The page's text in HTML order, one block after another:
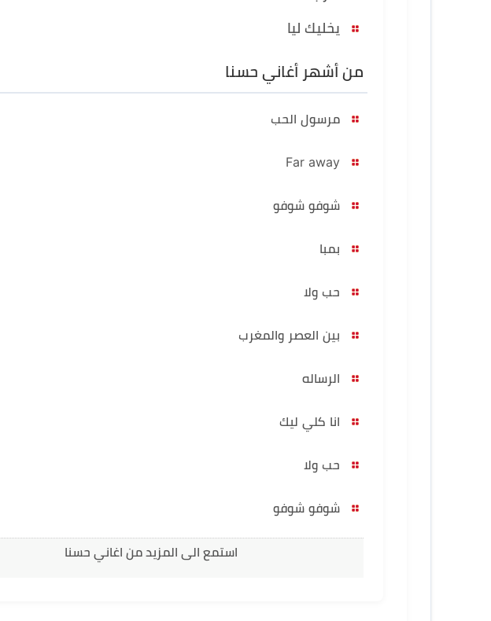
يخليك ليا
من أشهر أغاني حسنا
مرسول الحب
شوفو شوفو
بمبا
حب ولا
بين العصر والمغرب
الرساله
انا كلي ليك
حب ولا
شوفو شوفو
استمع الى المزيد من اغاني حسنا